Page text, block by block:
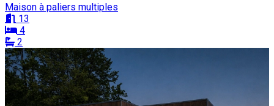
Maison à paliers multiples
13
4
2